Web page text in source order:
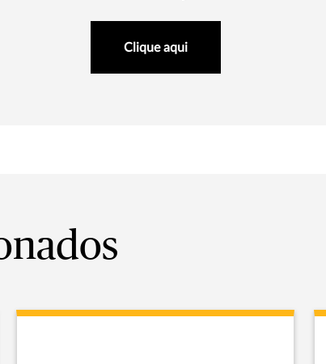
Clique aqui